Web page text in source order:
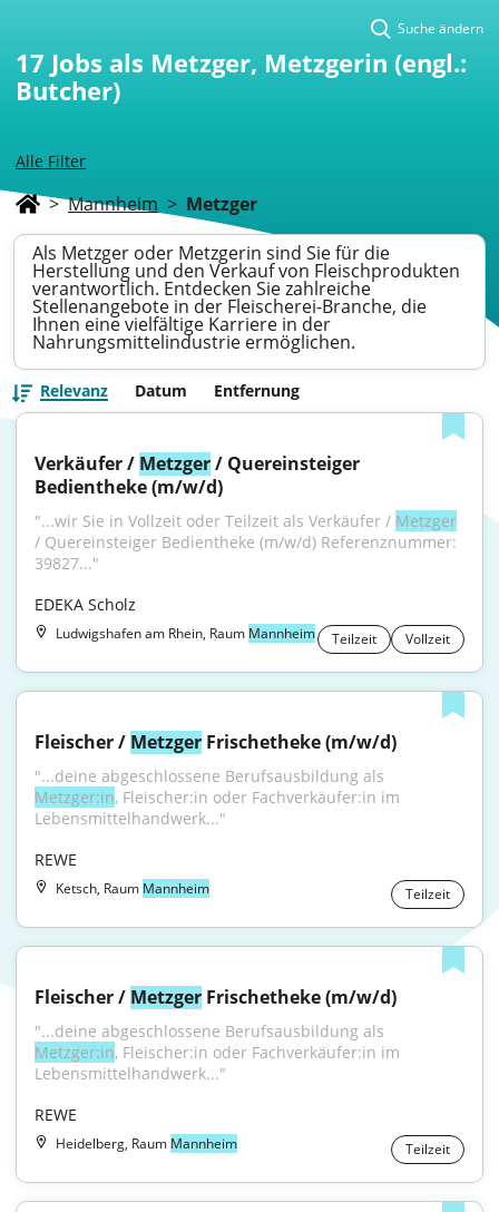
Alle Filter
Suche ändern
17 Jobs als Metzger, Metzgerin (engl.:
Butcher)
> Mannheim > Metzger
Als Metzger oder Metzgerin sind Sie für die
Herstellung und den Verkauf von Fleischprodukten
verantwortlich. Entdecken Sie zahlreiche
Stellenangebote in der Fleischerei-Branche, die
Ihnen eine vielfältige Karriere in der
Nahrungsmittelindustrie ermöglichen.
Relevanz Datum Entfernung
Verkäufer / Metzger / Quereinsteiger
Bedientheke (m/w/d)
"...wir Sie in Vollzeit oder Teilzeit als Verkäufer / Metzger
/ Quereinsteiger Bedientheke (m/w/d) Referenznummer:
39827..."
EDEKA Scholz
Ludwigshafen am Rhein, Raum Mannheim Teilzeit Vollzeit
Fleischer / Metzger Frischetheke (m/w/d)
Metzger:in, Fleischer:in oder Fachverkäufer:in im
Lebensmittelhandwerk..."
REWE
Ketsch, Raum Mannheim Teilzeit
Fleischer / Metzger Frischetheke (m/w/d)
Metzger:in, Fleischer:in oder Fachverkäufer:in im
Lebensmittelhandwerk..."
REWE
Heidelberg, Raum Mannheim Teilzeit